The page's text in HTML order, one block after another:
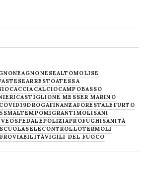
AGNONESEALTOMOLISE
ARRESTOATESSA
CACCIA CALCIOCAMPOBASSO
CASTIGLIONE MESSER MARINO
COVID19DROGAFINANZAFORESTALE FURTO
MALTEMPOMIGRANTIMOLISANI
OSPEDALEPOLIZIAPROFUGHISANITÀ
SCUOLASELECONTROLLOTERMOLI
VIABILITÀVIGILI DEL FUOCO